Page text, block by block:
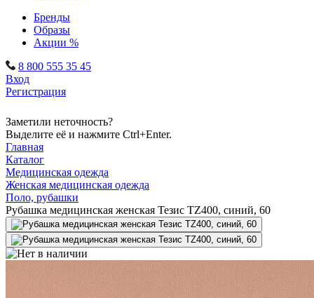
Бренды
Образы
Акции %
8 800 555 35 45
Вход
Регистрация
Заметили неточность?
Выделите её и нажмите Ctrl+Enter.
Главная
Каталог
Медицинская одежда
Женская медицинская одежда
Поло, рубашки
Рубашка медицинская женская Тезис TZ400, синий, 60